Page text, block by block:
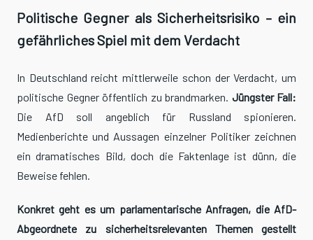
Politische Gegner als Sicherheitsrisiko – ein
gefährliches Spiel mit dem Verdacht
In Deutschland reicht mittlerweile schon der Verdacht, um
politische Gegner öffentlich zu brandmarken. Jüngster Fall:
Die AfD soll angeblich für Russland spionieren.
Medienberichte und Aussagen einzelner Politiker zeichnen
ein dramatisches Bild, doch die Faktenlage ist dünn, die
Beweise fehlen.
Konkret geht es um parlamentarische Anfragen, die AfD-
Abgeordnete zu sicherheitsrelevanten Themen gestellt